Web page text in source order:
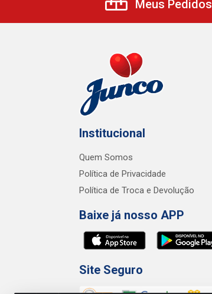
Meus Pedidos
Institucional
Quem Somos
Política de Privacidade
Política de Troca e Devolução
Baixe já nosso APP
Site Seguro